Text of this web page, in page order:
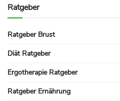
Ratgeber
Ratgeber Brust
Diät Ratgeber
Ergotherapie Ratgeber
Ratgeber Ernährung